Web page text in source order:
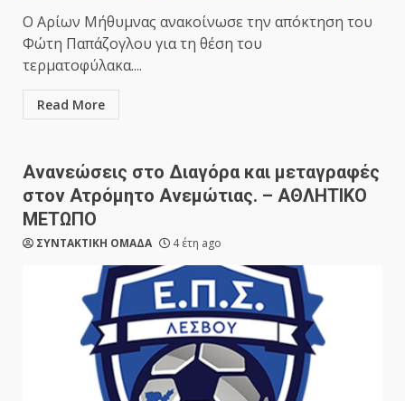
Ο Αρίων Μήθυμνας ανακοίνωσε την απόκτηση του
Φώτη Παπάζογλου για τη θέση του
τερματοφύλακα....
Read More
Ανανεώσεις στο Διαγόρα και μεταγραφές
στον Ατρόμητο Ανεμώτιας. – ΑΘΛΗΤΙΚΟ
ΜΕΤΩΠΟ
ΣΥΝΤΑΚΤΙΚΗ ΟΜΑΔΑ 4 έτη ago